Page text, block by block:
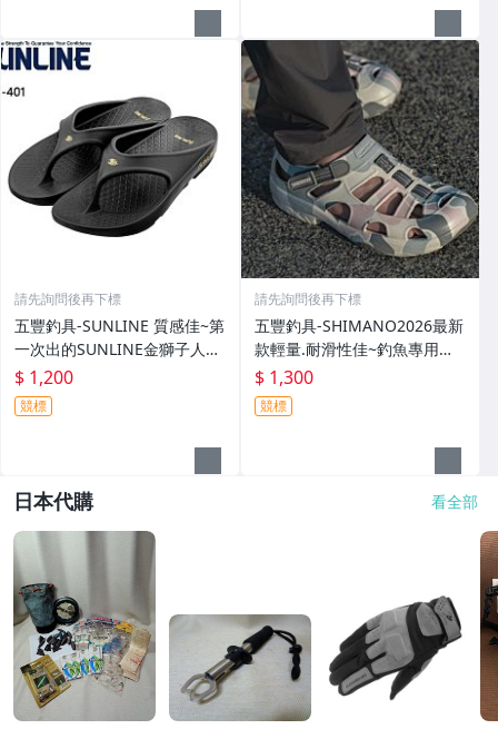
請先詢問後再下標
五豐釣具-SUNLINE 質感佳~第
一次出的SUNLINE金獅子人字
夾腳拖鞋SUS-401特價1200元
$ 1,200
競標
請先詢問後再下標
五豐釣具-SHIMANO2026最新
款輕量.耐滑性佳~釣魚專用布
希涼鞋 FS-091I特價1300元
$ 1,300
競標
日本代購 看全部